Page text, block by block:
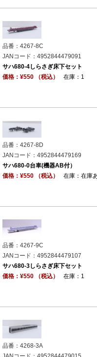
品番：4267-8C
JANコード：4952844479091
サハ680-4しらさぎ床下セット
価格：¥550 （税込）
在庫：1
品番：4267-8D
JANコード：4952844479169
サハ680-0台車(機器AB付）
価格：¥550 （税込）
在庫：在庫
品番：4267-9C
JANコード：4952844479107
サハ680-3しらさぎ床下セット
価格：¥550 （税込）
在庫：1
品番：4268-3A